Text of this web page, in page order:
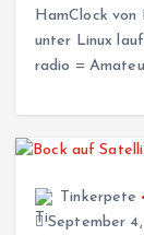
HamClock
unter Linux
radio =
Tinkerpete
September 4,